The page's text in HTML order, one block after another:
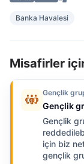
Banka Havalesi
Misafirler
Gençlik
Gençlik
Gençlik
için biz
gençlik